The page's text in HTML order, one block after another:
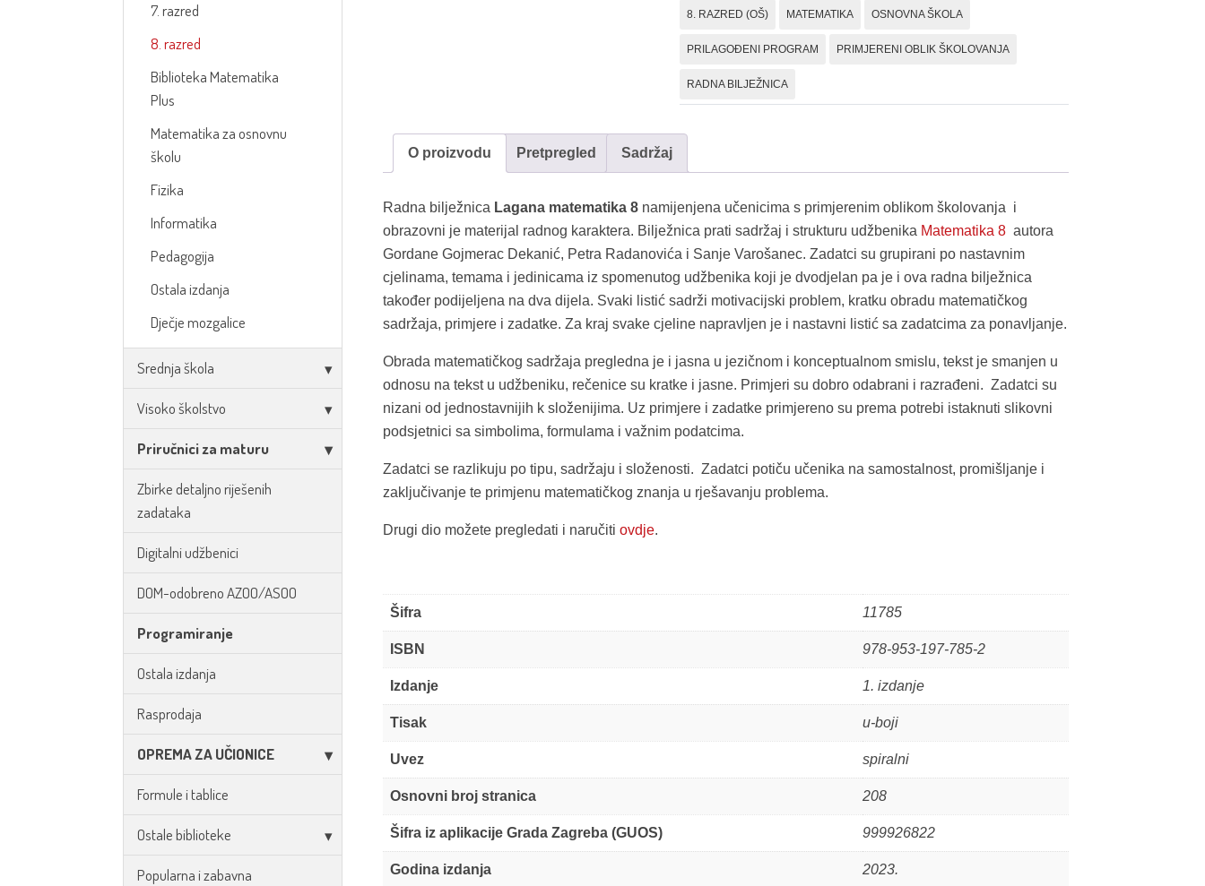
7. razred
8. razred
Biblioteka Matematika
Plus
Matematika za osnovnu
školu
Fizika
Informatika
Pedagogija
Ostala izdanja
Dječje mozgalice
Srednja škola
Visoko školstvo
Priručnici za maturu
Zbirke detaljno riješenih
zadataka
Digitalni udžbenici
DOM-odobreno AZOO/ASOO
Programiranje
Ostala izdanja
Rasprodaja
OPREMA ZA UČIONICE
Formule i tablice
Ostale biblioteke
Popularna i zabavna
radna
bilježnica
8. RAZRED (OŠ) MATEMATIKA OSNOVNA ŠKOLA
PRILAGOĐENI PROGRAM PRIMJERENI OBLIK ŠKOLOVANJA
RADNA BILJEŽNICA
O proizvodu Pretpregled Sadržaj
Radna bilježnica Lagana matematika 8 namijenjena učenicima s primjerenim oblikom školovanja i
obrazovni je materijal radnog karaktera. Bilježnica prati sadržaj i strukturu udžbenika Matematika 8 autora
Gordane Gojmerac Dekanić, Petra Radanovića i Sanje Varošanec. Zadatci su grupirani po nastavnim
cjelinama, temama i jedinicama iz spomenutog udžbenika koji je dvodjelan pa je i ova radna bilježnica
također podijeljena na dva dijela. Svaki listić sadrži motivacijski problem, kratku obradu matematičkog
sadržaja, primjere i zadatke. Za kraj svake cjeline napravljen je i nastavni listić sa zadatcima za ponavljanje.
Obrada matematičkog sadržaja pregledna je i jasna u jezičnom i konceptualnom smislu, tekst je smanjen u
odnosu na tekst u udžbeniku, rečenice su kratke i jasne. Primjeri su dobro odabrani i razrađeni. Zadatci su
nizani od jednostavnijih k složenijima. Uz primjere i zadatke primjereno su prema potrebi istaknuti slikovni
podsjetnici sa simbolima, formulama i važnim podatcima.
Zadatci se razlikuju po tipu, sadržaju i složenosti. Zadatci potiču učenika na samostalnost, promišljanje i
zaključivanje te primjenu matematičkog znanja u rješavanju problema.
Drugi dio možete pregledati i naručiti ovdje.
Šifra 11785
ISBN 978-953-197-785-2
Izdanje 1. izdanje
Tisak u-boji
Uvez spiralni
Osnovni broj stranica 208
Šifra iz aplikacije Grada Zagreba (GUOS) 999926822
Godina izdanja 2023.